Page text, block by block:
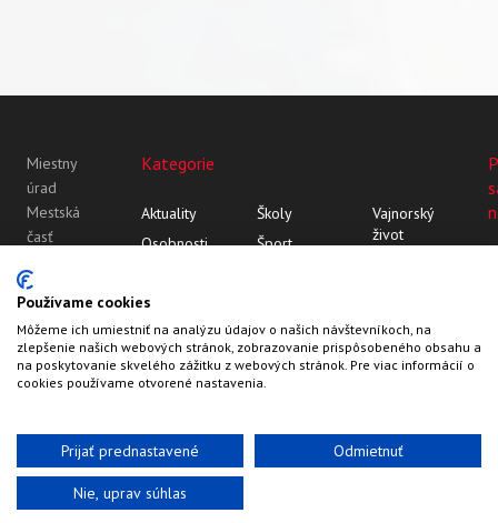
Miestny
úrad
Mestská
časť
Vajnory
Roľnícka
109
83107
Bratislava
Kategorie
Aktuality
Osobnosti
Školy
Šport
Vajnorský
život
HalfPixel©2022-2026
Používame cookies
Môžeme ich umiestniť na analýzu údajov o našich návštevníkoch, na
zlepšenie našich webových stránok, zobrazovanie prispôsobeného obsahu a
na poskytovanie skvelého zážitku z webových stránok. Pre viac informácií o
cookies používame otvorené nastavenia.
Prijať prednastavené Odmietnuť
Nie, uprav súhlas